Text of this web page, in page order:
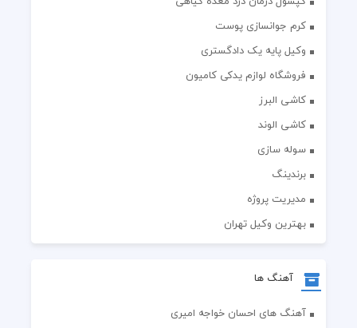
کرم جوانسازی پوست
وکیل پایه یک دادگستری
فروشگاه لوازم یدکی کامیون
کاشی البرز
کاشی الوند
سوله سازی
برندینگ
مدیریت پروژه
بهترین وکیل تهران
آهنگ ها
آهنگ های احسان خواجه امیری